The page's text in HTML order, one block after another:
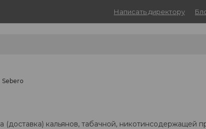
Написать директору
Sebero
кальянов, табачной, никотинсодержащей